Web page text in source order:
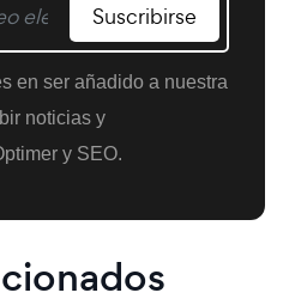
Suscribirse
en ser añadido a nuestra
noticias y
y SEO.